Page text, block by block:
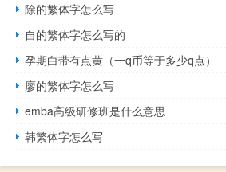
除的繁体字怎么写
自的繁体字怎么写的
孕期白带有点黄（一q币等于多少q点）
廖的繁体字怎么写
emba高级研修班是什么意思
韩繁体字怎么写